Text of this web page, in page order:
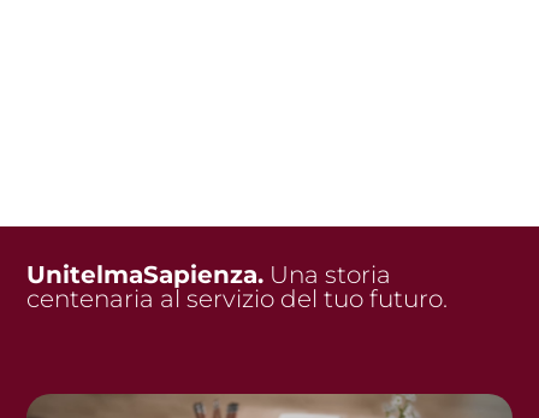
UnitelmaSapienza. Una storia
centenaria al servizio del tuo futuro.